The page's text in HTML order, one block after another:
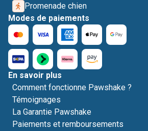
Promenade chien
Modes de paiements
En savoir plus
Comment fonctionne Pawshake ?
Témoignages
La Garantie Pawshake
Paiements et remboursements